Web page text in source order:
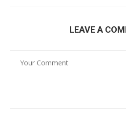
LEAVE A